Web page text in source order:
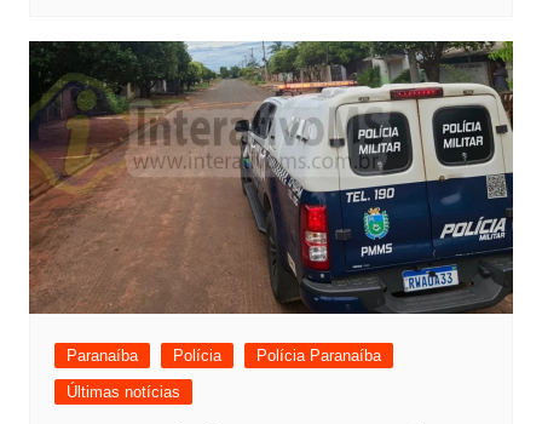
Paranaíba Polícia
Polícia Paranaíba
Últimas notícias